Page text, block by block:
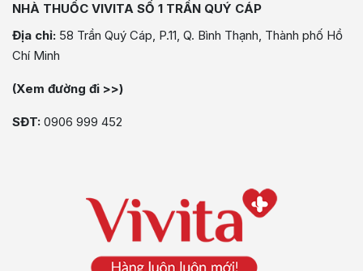
NHÀ THUỐC VIVITA SỐ 1 TRẦN QUÝ CÁP
Địa chỉ: 58 Trần Quý Cáp, P.11, Q. Bình Thạnh, Thành phố Hồ
Chí Minh
(Xem đường đi >>)
SĐT: 0906 999 452